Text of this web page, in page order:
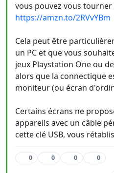
vous pouvez vous tourner
https://amzn.to/2RVvYBm
Cela peut être
un PC et que vous
jeux Playstation One ou
alors que la connectique
moniteur (ou écran
Certains écrans ne
appareils avec un câble
cette clé USB, vous
0 0 0 0